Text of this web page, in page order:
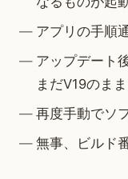
アプリの手順
アップデート
まだV19のまま
再度手動でソ
無事、ビルド